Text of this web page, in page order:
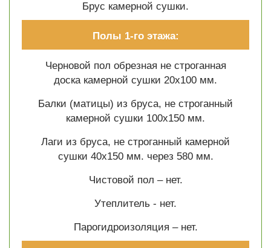
Брус камерной сушки.
Полы 1-го этажа:
Черновой пол обрезная не строганная
доска камерной сушки 20х100 мм.
Балки (матицы) из бруса, не строганный
камерной сушки 100х150 мм.
Лаги из бруса, не строганный камерной
сушки 40х150 мм. через 580 мм.
Чистовой пол – нет.
Утеплитель - нет.
Парогидроизоляция – нет.